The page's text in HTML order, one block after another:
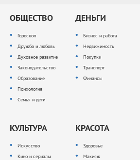
ОБЩЕСТВО
Гороскоп
Дружба и любовь
Духовное развитие
Законодательство
Образование
Психология
Семья и дети
ДЕНЬГИ
Бизнес и работа
Недвижимость
Покупки
Транспорт
Финансы
КУЛЬТУРА
Искусство
Кино и сериалы
КРАСОТА
Здоровье
Макияж